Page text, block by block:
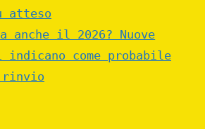
atteso
anche il 2026? Nuove
come probabile